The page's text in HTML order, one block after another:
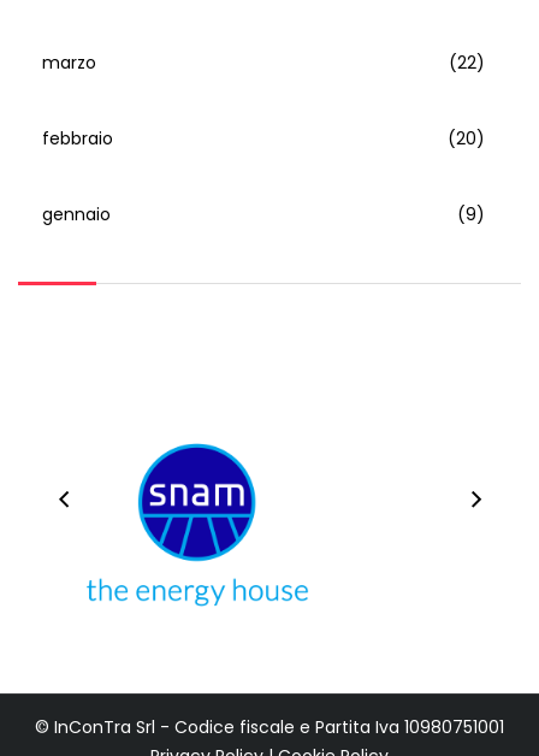
marzo (22)
febbraio (20)
gennaio (9)
© InConTra Srl - Codice fiscale e Partita Iva 10980751001